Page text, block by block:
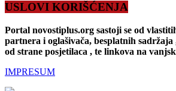
USLOVI KORIŠĆENJA
Portal novostiplus.org sastoji se od
partnera i oglašivača, besplatnih
od strane posjetilaca , te linkova na
IMPRESUM